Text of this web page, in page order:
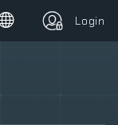
Login